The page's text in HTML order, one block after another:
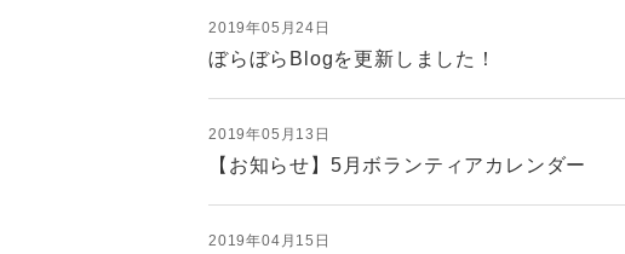
2019年05月24日
ぼらぼらBlogを更新しました！
2019年05月13日
【お知らせ】5月ボランティアカレンダー
2019年04月15日